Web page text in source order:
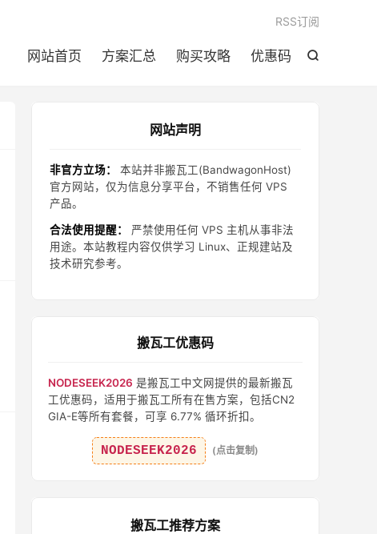

网站首页 方案汇总 购买攻略 优惠码
RSS订阅
网站声明
非官方立场：
本站并非搬瓦工(BandwagonHost)
官方网站，仅为信息分享平台，不销售任何 VPS
产品。
合法使用提醒：
严禁使用任何 VPS 主机从事非法
用途。本站教程内容仅供学习 Linux、正规建站及
技术研究参考。
搬瓦工优惠码
NODESEEK2026 是搬瓦工中文网提供的最新搬瓦
工优惠码，适用于搬瓦工所有在售方案，包括CN2
GIA-E等所有套餐，可享 6.77% 循环折扣。
NODESEEK2026 (点击复制)
搬瓦工推荐方案